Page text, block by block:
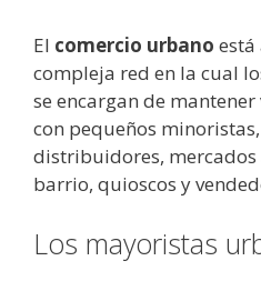
El comercio urbano está
compleja red en la cual
se encargan de
con pequeños
distribuidores,
barrio, quioscos y
Los mayoristas